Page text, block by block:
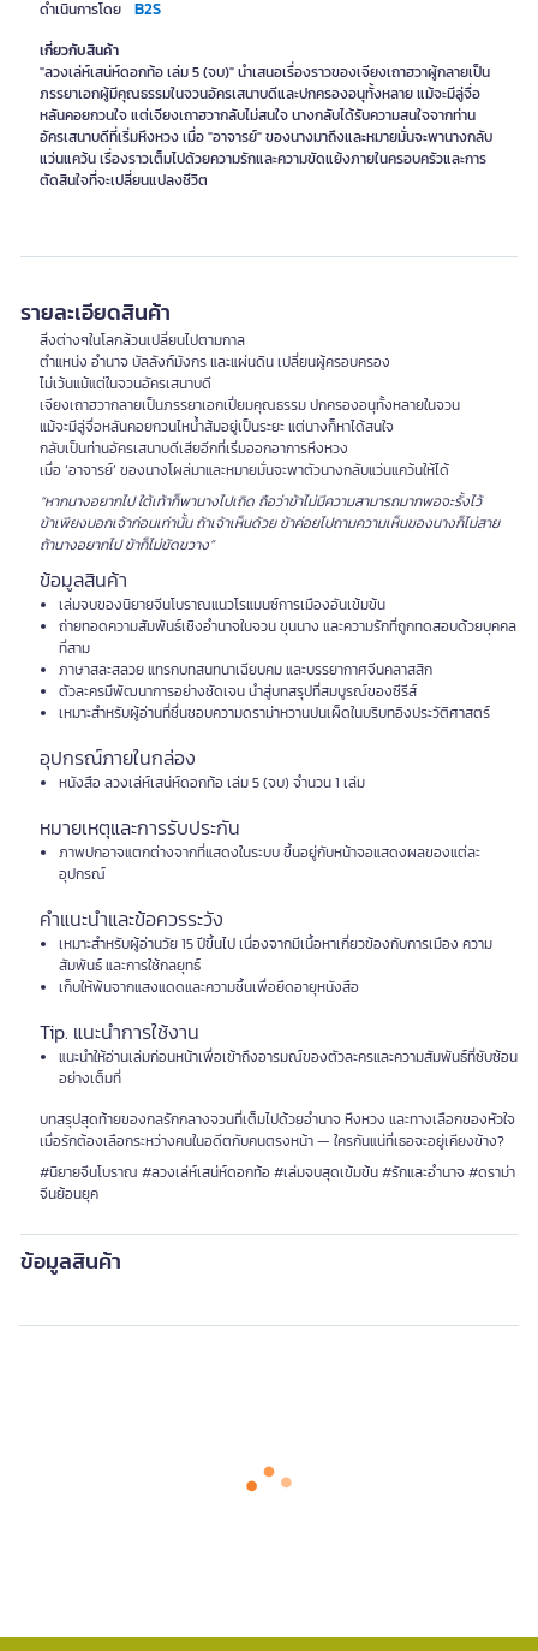
ดำเนินการโดย B2S
เกี่ยวกับสินค้า
"ลวงเล่ห์เสน่ห์ดอกท้อ เล่ม 5 (จบ)" นำเสนอเรื่องราวของเจียงเถาฮวาผู้กลายเป็น
ภรรยาเอกผู้มีคุณธรรมในจวนอัครเสนาบดีและปกครองอนุทั้งหลาย แม้จะมีลู่จื่อ
หลันคอยกวนใจ แต่เจียงเถาฮวากลับไม่สนใจ นางกลับได้รับความสนใจจากท่าน
อัครเสนาบดีที่เริ่มหึงหวง เมื่อ "อาจารย์" ของนางมาถึงและหมายมั่นจะพานางกลับ
แว่นแคว้น เรื่องราวเต็มไปด้วยความรักและความขัดแย้งภายในครอบครัวและการ
ตัดสินใจที่จะเปลี่ยนแปลงชีวิต
รายละเอียดสินค้า
สิ่งต่างๆในโลกล้วนเปลี่ยนไปตามกาล
ตำแหน่ง อำนาจ บัลลังก์มังกร และแผ่นดิน เปลี่ยนผู้ครอบครอง
ไม่เว้นแม้แต่ในจวนอัครเสนาบดี
เจียงเถาฮวากลายเป็นภรรยาเอกเปี่ยมคุณธรรม ปกครองอนุทั้งหลายในจวน
แม้จะมีลู่จื่อหลันคอยกวนไหน้ำส้มอยู่เป็นระยะ แต่นางก็หาได้สนใจ
กลับเป็นท่านอัครเสนาบดีเสียอีกที่เริ่มออกอาการหึงหวง
เมื่อ ‘อาจารย์’ ของนางโผล่มาและหมายมั่นจะพาตัวนางกลับแว่นแคว้นให้ได้
“หากนางอยากไป ใต้เท้าก็พานางไปเถิด ถือว่าข้าไม่มีความสามารถมากพอจะรั้งไว้
ข้าเพียงบอกเจ้าก่อนเท่านั้น ถ้าเจ้าเห็นด้วย ข้าค่อยไปถามความเห็นของนางก็ไม่สาย
ถ้านางอยากไป ข้าก็ไม่ขัดขวาง”
ข้อมูลสินค้า
เล่มจบของนิยายจีนโบราณแนวโรแมนซ์การเมืองอันเข้มข้น
ถ่ายทอดความสัมพันธ์เชิงอำนาจในจวน ขุนนาง และความรักที่ถูกทดสอบด้วยบุคคล
ที่สาม
ภาษาสละสลวย แทรกบทสนทนาเฉียบคม และบรรยากาศจีนคลาสสิก
ตัวละครมีพัฒนาการอย่างชัดเจน นำสู่บทสรุปที่สมบูรณ์ของซีรีส์
เหมาะสำหรับผู้อ่านที่ชื่นชอบความดราม่าหวานปนเผ็ดในบริบทอิงประวัติศาสตร์
อุปกรณ์ภายในกล่อง
หนังสือ ลวงเล่ห์เสน่ห์ดอกท้อ เล่ม 5 (จบ) จำนวน 1 เล่ม
หมายเหตุและการรับประกัน
ภาพปกอาจแตกต่างจากที่แสดงในระบบ ขึ้นอยู่กับหน้าจอแสดงผลของแต่ละ
อุปกรณ์
คำแนะนำและข้อควรระวัง
เหมาะสำหรับผู้อ่านวัย 15 ปีขึ้นไป เนื่องจากมีเนื้อหาเกี่ยวข้องกับการเมือง ความ
สัมพันธ์ และการใช้กลยุทธ์
เก็บให้พ้นจากแสงแดดและความชื้นเพื่อยืดอายุหนังสือ
Tip. แนะนำการใช้งาน
แนะนำให้อ่านเล่มก่อนหน้าเพื่อเข้าถึงอารมณ์ของตัวละครและความสัมพันธ์ที่ซับซ้อน
อย่างเต็มที่
บทสรุปสุดท้ายของกลรักกลางจวนที่เต็มไปด้วยอำนาจ หึงหวง และทางเลือกของหัวใจ
เมื่อรักต้องเลือกระหว่างคนในอดีตกับคนตรงหน้า — ใครกันแน่ที่เธอจะอยู่เคียงข้าง?
#นิยายจีนโบราณ #ลวงเล่ห์เสน่ห์ดอกท้อ #เล่มจบสุดเข้มข้น #รักและอำนาจ #ดราม่า
จีนย้อนยุค
ข้อมูลสินค้า